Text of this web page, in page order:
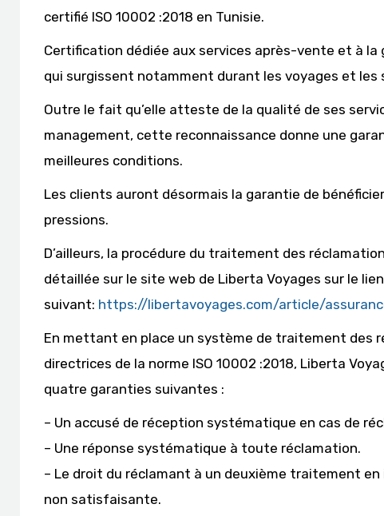
certifié ISO 10002 :2018 en Tunisie.
Certification dédiée aux services après-vente et à
qui surgissent notamment durant les voyages et les
Outre le fait qu’elle atteste de la qualité de ses
management, cette reconnaissance donne une
meilleures conditions.
Les clients auront désormais la garantie de
pressions.
D’ailleurs, la procédure du traitement des
détaillée sur le site web de Liberta Voyages sur le lien
suivant: https://libertavoyages.com/article/
En mettant en place un système de traitement des
directrices de la norme ISO 10002 :2018, Liberta
quatre garanties suivantes :
– Un accusé de réception systématique en cas de
– Une réponse systématique à toute réclamation.
– Le droit du réclamant à un deuxième traitement
non satisfaisante.